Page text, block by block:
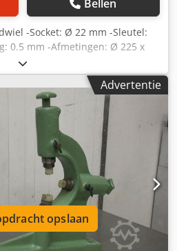
Bellen
-Socket: Ø 22 mm -Sleutel:
0.5 mm -Afmetingen: Ø 225 x
-Gewicht: 4,6 kg
Advertentie
opslaan